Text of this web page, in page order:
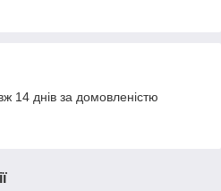
14 днів за домовленістю